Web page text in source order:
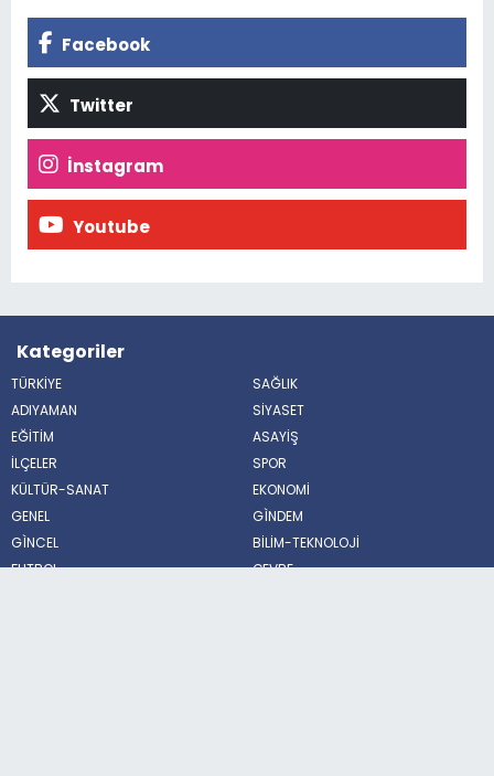
Facebook
Twitter
İnstagram
Youtube
Kategoriler
TÜRKİYE
SAĞLIK
ADIYAMAN
SİYASET
EĞİTİM
ASAYİŞ
İLÇELER
SPOR
KÜLTÜR-SANAT
EKONOMİ
GENEL
GÌNDEM
GÌNCEL
BİLİM-TEKNOLOJİ
FUTBOL
ÇEVRE